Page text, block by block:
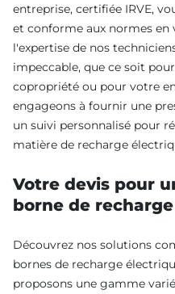
entreprise, certifiée IRVE,
et conforme aux normes en
l'expertise de nos
impeccable, que ce soit
copropriété ou pour votre
engageons à fournir une
un suivi personnalisé pour
matière de recharge
Votre devis pour
borne de
Découvrez nos solutions
bornes de recharge
proposons une gamme